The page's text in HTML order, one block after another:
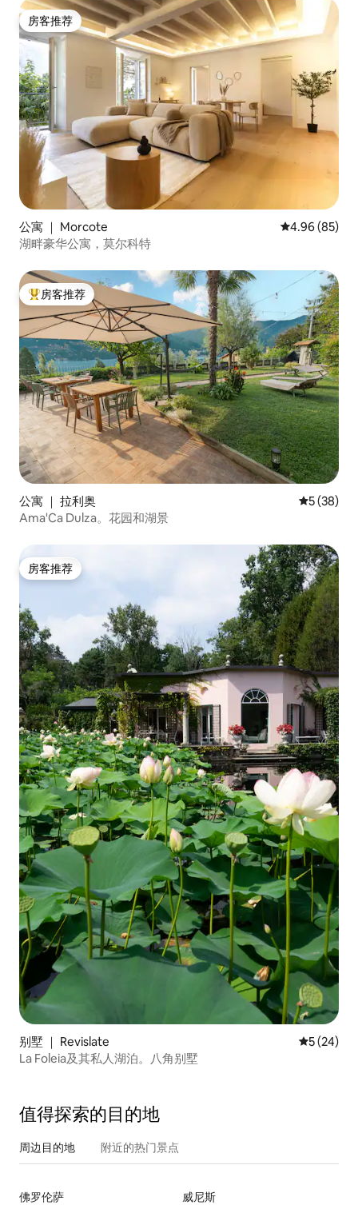
房客推荐
房客推荐
公寓 ｜ Morcote 平均评分 4.96
4.96 (85)
湖畔豪华公寓，莫尔科特
热门「房客推荐」
房客推荐
公寓 ｜ 拉利奥 平均评分
5 (38)
Ama'Ca Dulza。花园和湖景
房客推荐
房客推荐
别墅 ｜ Revislate 平均评分
5 (24)
La Foleia及其私人湖泊。八角别墅
值得探索的目的地
周边目的地 附近的热门景点
佛罗伦萨
威尼斯